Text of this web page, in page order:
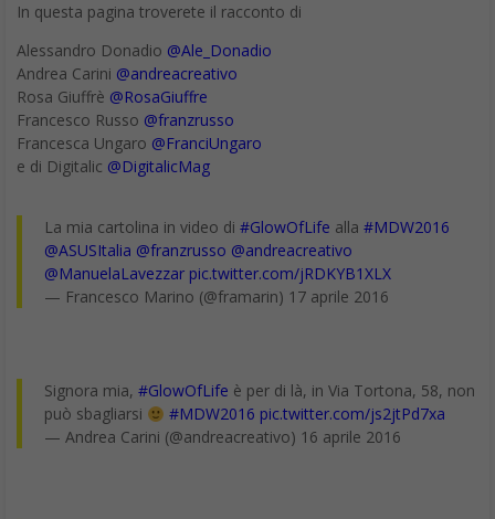
In questa pagina troverete il racconto di
Alessandro Donadio @Ale_Donadio
Andrea Carini @andreacreativo
Rosa Giuffrè @RosaGiuffre
Francesco Russo @franzrusso
Francesca Ungaro @FranciUngaro
e di Digitalic @DigitalicMag
La mia cartolina in video di #GlowOfLife alla #MDW2016
@ASUSItalia @franzrusso @andreacreativo
@ManuelaLavezzar pic.twitter.com/jRDKYB1XLX
— Francesco Marino (@framarin) 17 aprile 2016
Signora mia, #GlowOfLife è per di là, in Via Tortona, 58, non
può sbagliarsi
#MDW2016 pic.twitter.com/js2jtPd7xa
— Andrea Carini (@andreacreativo) 16 aprile 2016